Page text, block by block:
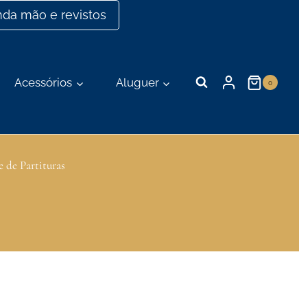
mão e revistos
Acessórios Aluguer 0
de Partituras